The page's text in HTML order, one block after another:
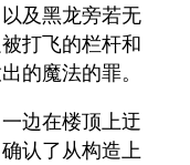
及黑龙旁若无
打飞的栏杆和
的魔法的罪。
边在楼顶上迂
认了从构造上